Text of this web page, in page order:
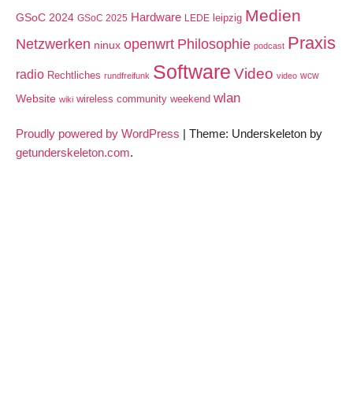
GSoC 2024 GSoC 2025 Hardware LEDE leipzig Medien
Netzwerken ninux openwrt Philosophie podcast Praxis
radio Rechtliches rundfreifunk Software Video video wcw
Website wiki wireless community weekend wlan
Proudly powered by WordPress | Theme: Underskeleton by
getunderskeleton.com.